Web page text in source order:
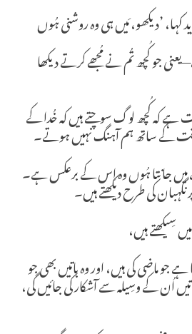
کہا، ’دیکھو، مَیں ہی وہ روشنی ہُوں
جو کُچھ تُم نے مُجھے کرتے دیکھا
کہ کُچھ لوگ سوچتے ہیں کہ خُدا کے
وقت کے ساتھ ہم آہنگ نہیں ہوتے۔
میں جانتا ہُوں وہ اِس کے برعکس ہے۔
کی طرح دیکھتے ہیں۔
سِیکھتے ہیں،
جو ماضی کی ہیں، اور وہ باتیں بھی جو
اُن کے وسِیلہ سے آشکار کی جائیں گی،